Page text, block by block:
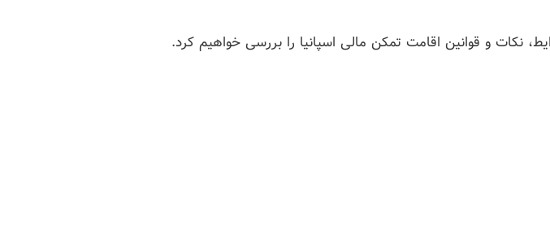
و قوانین اقامت تمکن مالی اسپانیا را بررسی خواهیم کرد.